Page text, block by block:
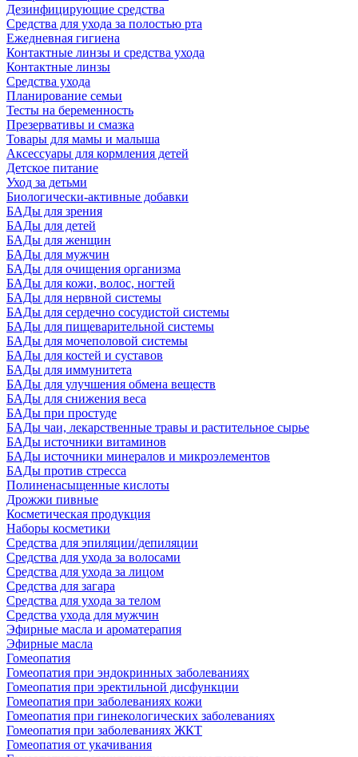
Дезинфицирующие средства
Средства для ухода за полостью рта
Ежедневная гигиена
Контактные линзы и средства ухода
Контактные линзы
Средства ухода
Планирование семьи
Тесты на беременность
Презервативы и смазка
Товары для мамы и малыша
Аксессуары для кормления детей
Детское питание
Уход за детьми
Биологически-активные добавки
БАДы для зрения
БАДы для детей
БАДы для женщин
БАДы для мужчин
БАДы для очищения организма
БАДы для кожи, волос, ногтей
БАДы для нервной системы
БАДы для сердечно сосудистой системы
БАДы для пищеварительной системы
БАДы для мочеполовой системы
БАДы для костей и суставов
БАДы для иммунитета
БАДы для улучшения обмена веществ
БАДы для снижения веса
БАДы при простуде
БАДы чаи, лекарственные травы и растительное сырье
БАДы источники витаминов
БАДы источники минералов и микроэлементов
БАДы против стресса
Полиненасыщенные кислоты
Дрожжи пивные
Косметическая продукция
Наборы косметики
Средства для эпиляции/депиляции
Средства для ухода за волосами
Средства для ухода за лицом
Средства для загара
Средства для ухода за телом
Средства ухода для мужчин
Эфирные масла и ароматерапия
Эфирные масла
Гомеопатия
Гомеопатия при эндокринных заболеваниях
Гомеопатия при эректильной дисфункции
Гомеопатия при заболеваниях кожи
Гомеопатия при гинекологических заболеваниях
Гомеопатия при заболеваниях ЖКТ
Гомеопатия от укачивания